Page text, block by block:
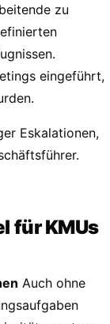
zu
eingeführt,
Eskalationen,
für KMUs
Auch ohne